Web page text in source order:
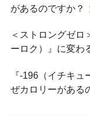
があるのですか？
＜ストロングゼロ
ーロク）』に変わ
『-196（イチキ
ぜカロリーがある